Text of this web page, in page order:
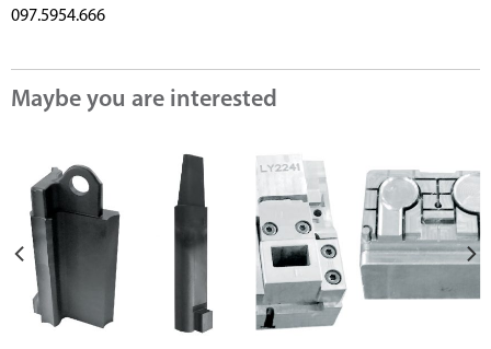
097.5954.666
Maybe you are interested